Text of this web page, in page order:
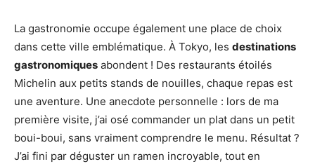
La gastronomie occupe également une place de choix
dans cette ville emblématique. À Tokyo, les destinations
gastronomiques abondent ! Des restaurants étoilés
Michelin aux petits stands de nouilles, chaque repas est
une aventure. Une anecdote personnelle : lors de ma
première visite, j’ai osé commander un plat dans un petit
boui-boui, sans vraiment comprendre le menu. Résultat ?
J’ai fini par déguster un ramen incroyable, tout en